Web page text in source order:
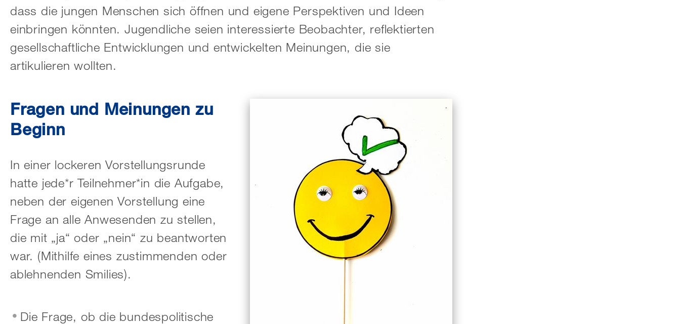
dass die jungen Menschen sich öffnen und eigene Perspektiven und Ideen
einbringen könnten. Jugendliche seien interessierte Beobachter, reflektierten
gesellschaftliche Entwicklungen und entwickelten Meinungen, die sie
artikulieren wollten.
Fragen und Meinungen zu
Beginn
In einer lockeren Vorstellungsrunde
hatte jede*r Teilnehmer*in die Aufgabe,
neben der eigenen Vorstellung eine
Frage an alle Anwesenden zu stellen,
die mit „ja“ oder „nein“ zu beantworten
war. (Mithilfe eines zustimmenden oder
ablehnenden Smilies).
Die Frage, ob die bundespolitische